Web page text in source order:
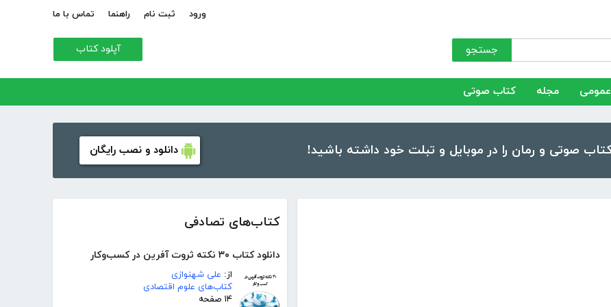
ورود ثبت نام راهنما تماس با ما
جستجو آپلود کتاب
عمومی مجله کتاب صوتی
دانلود و نصب رایگان
کتاب‌های تصادفی
دانلود کتاب ۳۰ نکته ثروت آفرین در کسب‌و‌کار
از: علی شهنوازی
کتاب‌های علوم اقتصادی
۱۴ صفحه